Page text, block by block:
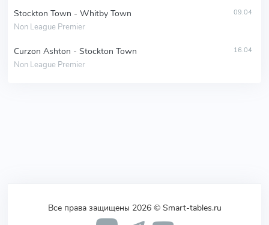
Stockton Town - Whitby Town
Non League Premier
09.04
Curzon Ashton - Stockton Town
Non League Premier
16.04
Все права защищены 2026 © Smart-tables.ru